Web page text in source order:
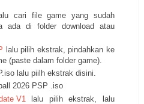
cari file game yang sudah
ada di folder download atau
lalu pilih ekstrak, pindahkan ke
(paste dalam folder game).
lalu piilh ekstrak disini.
2026 PSP .iso
V1 lalu pilih ekstrak, lalu